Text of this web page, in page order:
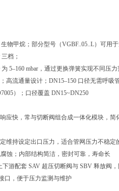
物甲烷；部分型号（VGBF..05..L）可用
档；
5–160 mbar，通过更换弹簧实现不同压力
高流通量设计；DN15–150 口径无需呼吸
）；口径覆盖 DN15~DN250
应快，常与切断阀组合成一体化模块，简
维持设定出口压力，适合管网压力不稳定
蚀；内部结构简洁，密封可靠，寿命长
游配套 SAV 超压切断阀与 SBV 释放阀
口，便于压力监测与维护